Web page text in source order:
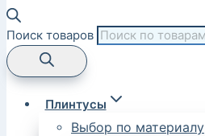
Поиск товаров
Плинтусы
Выбор по материалу